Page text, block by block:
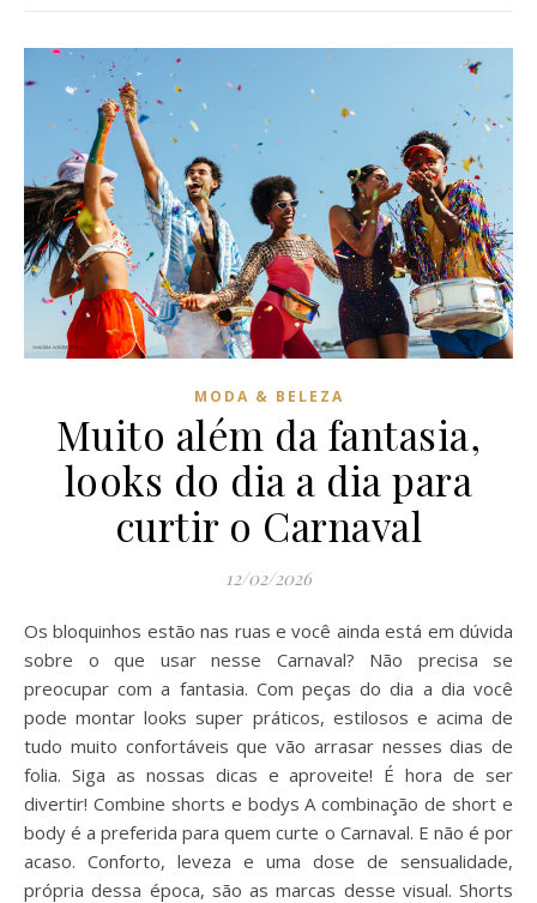
MODA & BELEZA
Muito além da fantasia,
looks do dia a dia para
curtir o Carnaval
12/02/2026
Os bloquinhos estão nas ruas e você ainda está em dúvida
sobre o que usar nesse Carnaval? Não precisa se
preocupar com a fantasia. Com peças do dia a dia você
pode montar looks super práticos, estilosos e acima de
tudo muito confortáveis que vão arrasar nesses dias de
folia. Siga as nossas dicas e aproveite! É hora de ser
divertir! Combine shorts e bodys A combinação de short e
body é a preferida para quem curte o Carnaval. E não é por
acaso. Conforto, leveza e uma dose de sensualidade,
própria dessa época, são as marcas desse visual. Shorts